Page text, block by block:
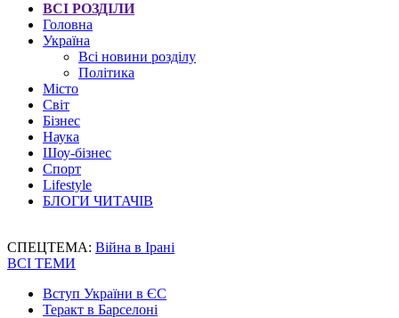
ВСІ РОЗДІЛИ
Головна
Україна
Всі новини розділу
Політика
Місто
Світ
Бізнес
Наука
Шоу-бізнес
Спорт
Lifestyle
БЛОГИ ЧИТАЧІВ
СПЕЦТЕМА: Війна в Ірані
ВСІ ТЕМИ
Вступ України в ЄС
Теракт в Барселоні